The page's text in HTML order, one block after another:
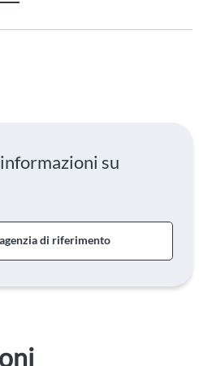
su
di riferimento